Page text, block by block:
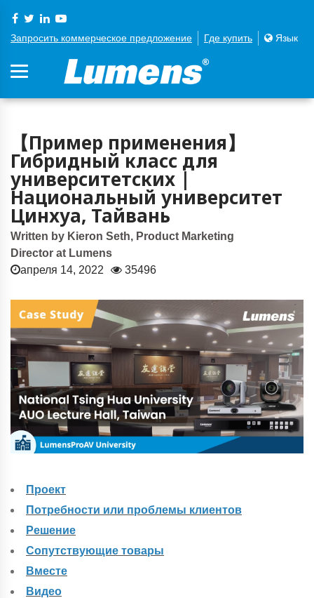
Запросить коммерческое предложение Где купить Язык
【Пример применения】
Гибридный класс для
университетских |
Национальный университет
Цинхуа, Тайвань
Written by Kieron Seth, Product Marketing
Director at Lumens
апреля 14, 2022
35496
Проект
Потребности или проблемы клиентов
Решение
Сопутствующие товары
Вместе
Видео